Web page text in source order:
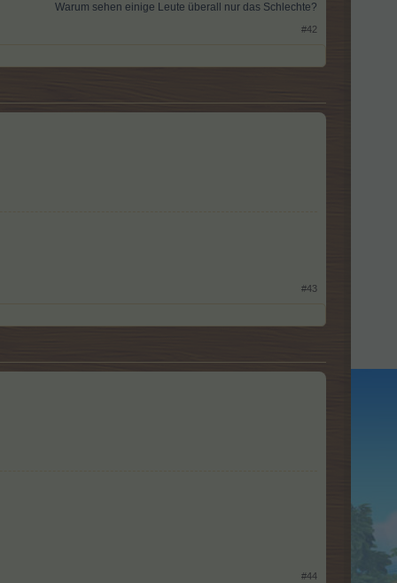
Warum sehen einige Leute überall nur das Schlechte?​
#42
#43
#44